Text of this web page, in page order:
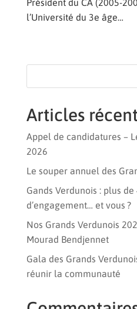
Président du CA (2005-
l’Université du 3e âge…
Articles
Appel de candidatures –
2026
Le souper annuel des
Gands Verdunois : plus de
d’engagement… et vous ?
Nos Grands Verdunois
Mourad Bendjennet
Gala des Grands
réunir la communauté